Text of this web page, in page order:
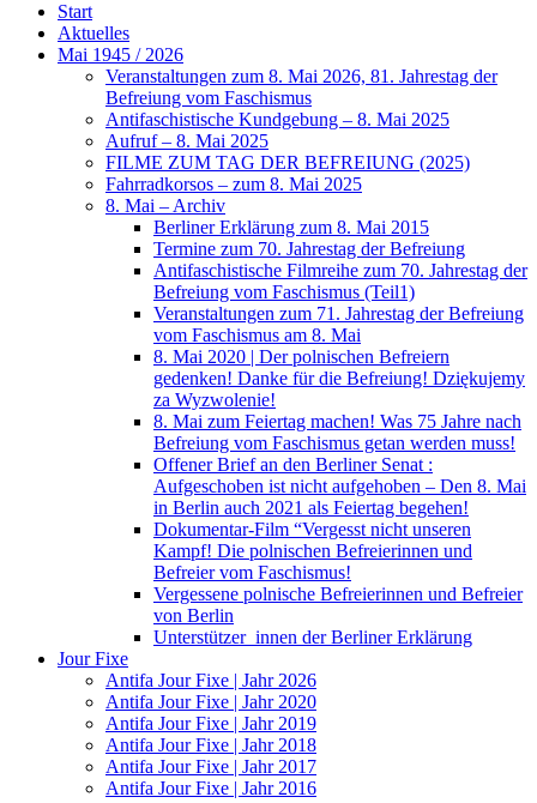
Start
Aktuelles
Mai 1945 / 2026
Veranstaltungen zum 8. Mai 2026, 81. Jahrestag der
Befreiung vom Faschismus
Antifaschistische Kundgebung – 8. Mai 2025
Aufruf – 8. Mai 2025
FILME ZUM TAG DER BEFREIUNG (2025)
Fahrradkorsos – zum 8. Mai 2025
8. Mai – Archiv
Berliner Erklärung zum 8. Mai 2015
Termine zum 70. Jahrestag der Befreiung
Antifaschistische Filmreihe zum 70. Jahrestag der
Befreiung vom Faschismus (Teil1)
Veranstaltungen zum 71. Jahrestag der Befreiung
vom Faschismus am 8. Mai
8. Mai 2020 | Der polnischen Befreiern
gedenken! Danke für die Befreiung! Dziękujemy
za Wyzwolenie!
8. Mai zum Feiertag machen! Was 75 Jahre nach
Befreiung vom Faschismus getan werden muss!
Offener Brief an den Berliner Senat :
Aufgeschoben ist nicht aufgehoben – Den 8. Mai
in Berlin auch 2021 als Feiertag begehen!
Dokumentar-Film “Vergesst nicht unseren
Kampf! Die polnischen Befreierinnen und
Befreier vom Faschismus!
Vergessene polnische Befreierinnen und Befreier
von Berlin
Unterstützer_innen der Berliner Erklärung
Jour Fixe
Antifa Jour Fixe | Jahr 2026
Antifa Jour Fixe | Jahr 2020
Antifa Jour Fixe | Jahr 2019
Antifa Jour Fixe | Jahr 2018
Antifa Jour Fixe | Jahr 2017
Antifa Jour Fixe | Jahr 2016